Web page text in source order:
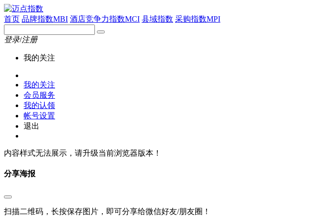
首页 品牌指数MBI 酒店竞争力指数MCI 县域指数 采购指数MPI
登录/注册
我的关注
我的关注
会员服务
我的认领
帐号设置
退出
内容样式无法展示，请升级当前浏览器版本！
分享海报
扫描二维码，长按保存图片，即可分享给微信好友/朋友圈！